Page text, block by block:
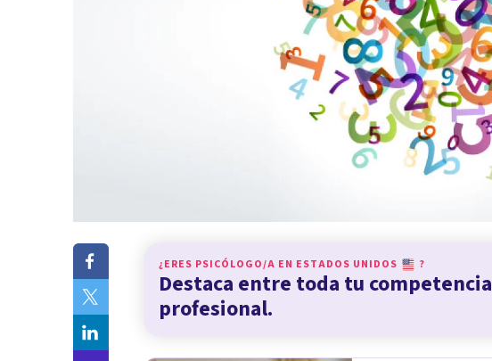
¿ERES PSICÓLOGO/A EN ESTADOS UNIDOS ?
Destaca entre toda tu competencia
profesional.